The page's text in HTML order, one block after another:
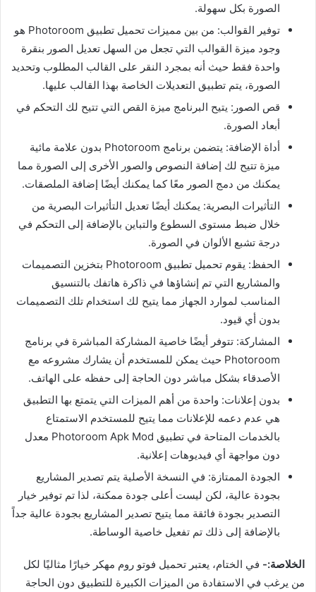
الصورة بكل سهولة.
توفير القوالب: من بين مميزات تحميل تطبيق Photoroom هو
وجود ميزة القوالب التي تجعل من السهل تعديل الصور بنقرة
واحدة فقط حيث أنه بمجرد النقر على القالب المطلوب وتحديد
الصورة، يتم تطبيق التعديلات الخاصة بهذا القالب عليها.
قص الصور: يتيح البرنامج ميزة القص التي تتيح لك التحكم في
أبعاد الصورة.
أداة الإضافة: يتضمن برنامج Photoroom بدون علامة مائية
ميزة تتيح لك إضافة النصوص والصور الأخرى إلى الصورة مما
يمكنك من دمج الصور معًا كما يمكنك أيضًا إضافة الملصقات.
التأثيرات البصرية: يمكنك أيضًا تعديل التأثيرات البصرية من
خلال ضبط مستوى السطوع والتباين بالإضافة إلى التحكم في
درجة تشبع الألوان في الصورة.
الحفظ: يقوم تحميل تطبيق Photoroom بتخزين التصميمات
والمشاريع التي تم إنشاؤها في ذاكرة هاتفك بالتنسيق
المناسب لموارد الجهاز مما يتيح لك استخدام تلك التصميمات
بدون أي قيود.
المشاركة: تتوفر أيضًا خاصية المشاركة المباشرة في برنامج
Photoroom حيث يمكن للمستخدم أن يشارك مشروعه مع
الأصدقاء بشكل مباشر دون الحاجة إلى حفظه على الهاتف.
بدون إعلانات: واحدة من أهم الميزات التي يتمتع بها التطبيق
هي عدم دعمه للإعلانات مما يتيح للمستخدم الاستمتاع
بالخدمات المتاحة في تطبيق Photoroom Apk Mod معدل
دون مواجهة أي فيديوهات إعلانية.
الجودة الممتازة: في النسخة الأصلية يتم تصدير المشاريع
بجودة عالية، لكن ليست أعلى جودة ممكنة، لذا تم توفير خيار
التصدير بجودة فائقة مما يتيح تصدير المشاريع بجودة عالية جداً
بالإضافة إلى ذلك تم تفعيل خاصية الوساطة.
الخلاصة:- في الختام، يعتبر تحميل فوتو روم مهكر خيارًا مثاليًا لكل
من يرغب في الاستفادة من الميزات الكبيرة للتطبيق دون الحاجة